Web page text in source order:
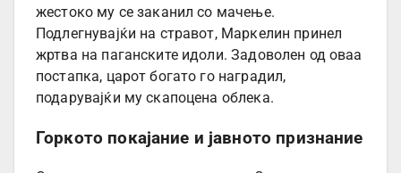
жестоко му се заканил со мачење.
Подлегнувајќи на стравот, Маркелин принел
жртва на паганските идоли. Задоволен од оваа
постапка, царот богато го наградил,
подарувајќи му скапоцена облека.
Горкото покајание и јавното признание